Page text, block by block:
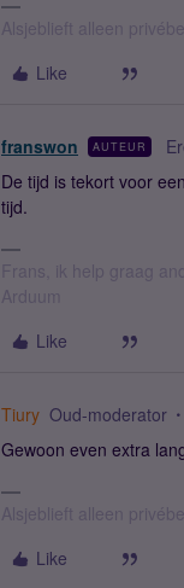
Alsjeblieft alleen
Like
franswon AUTEUR
De tijd is tekort voor
tijd.
Frans, ik help graag
Arduum
Like
Tiury Oud-moderator
Gewoon even extra
Alsjeblieft alleen
Like